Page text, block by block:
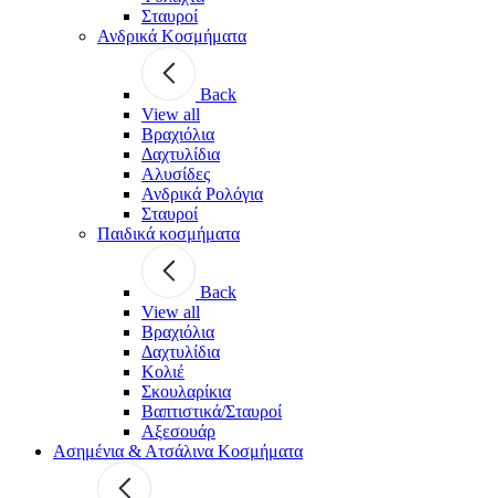
Σταυροί
Ανδρικά Κοσμήματα
Back
View all
Βραχιόλια
Δαχτυλίδια
Αλυσίδες
Ανδρικά Ρολόγια
Σταυροί
Παιδικά κοσμήματα
Back
View all
Βραχιόλια
Δαχτυλίδια
Κολιέ
Σκουλαρίκια
Βαπτιστικά/Σταυροί
Αξεσουάρ
Ασημένια & Ατσάλινα Κοσμήματα